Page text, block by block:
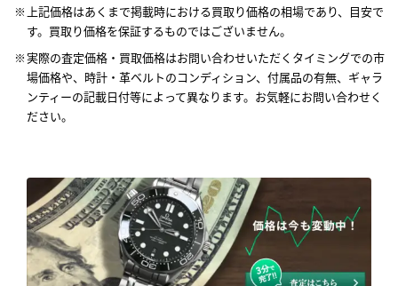
上記価格はあくまで掲載時における買取り価格の相場であり、目安で
す。買取り価格を保証するものではございません。
実際の査定価格・買取価格はお問い合わせいただくタイミングでの市
場価格や、時計・革ベルトのコンディション、付属品の有無、ギャラ
ンティーの記載日付等によって異なります。お気軽にお問い合わせく
ださい。